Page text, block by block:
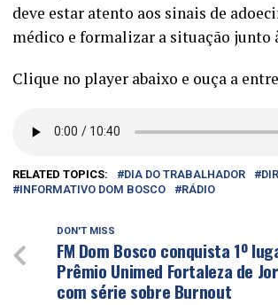
deve estar atento aos sinais de
médico e formalizar a situação junto
Clique no player abaixo e ouça a
RELATED TOPICS: DIA DO TRABALHADOR
INFORMATIVO DOM BOSCO
RÁDIO
DON'T MISS
FM Dom Bosco conquista 1º
Prêmio Unimed Fortaleza de
com série sobre Burnout